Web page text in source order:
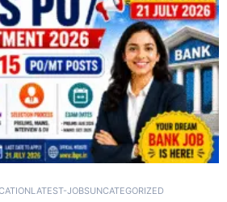
LATEST-JOBSUNCATEGORIZED